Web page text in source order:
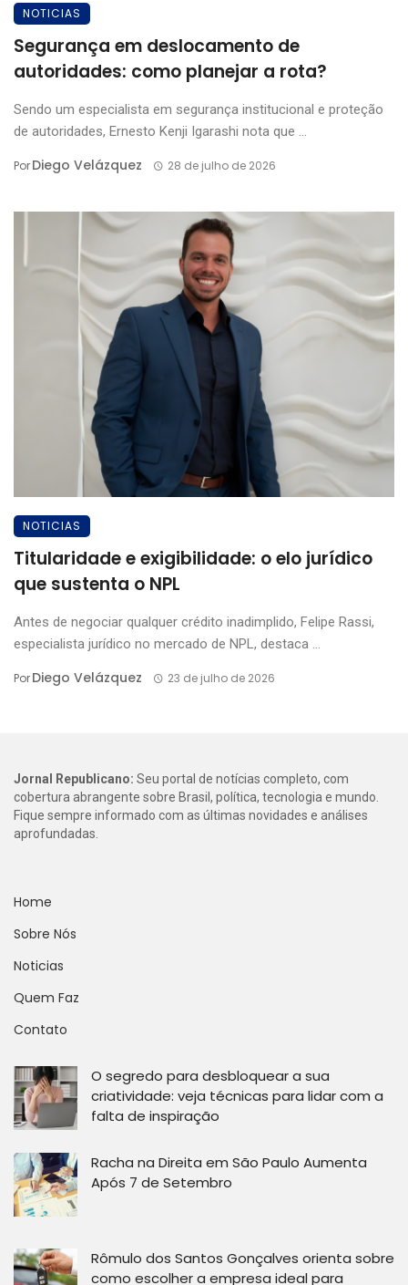
NOTICIAS
Segurança em deslocamento de
autoridades: como planejar a rota?
Sendo um especialista em segurança institucional e proteção
de autoridades, Ernesto Kenji Igarashi nota que ...
PorDiego Velázquez 28 de julho de 2026
NOTICIAS
Titularidade e exigibilidade: o elo jurídico
que sustenta o NPL
Antes de negociar qualquer crédito inadimplido, Felipe Rassi,
especialista jurídico no mercado de NPL, destaca ...
PorDiego Velázquez 23 de julho de 2026
Jornal Republicano: Seu portal de notícias completo, com
cobertura abrangente sobre Brasil, política, tecnologia e mundo.
Fique sempre informado com as últimas novidades e análises
aprofundadas.
Home
Sobre Nós
Noticias
Quem Faz
Contato
O segredo para desbloquear a sua
criatividade: veja técnicas para lidar com a
falta de inspiração
Racha na Direita em São Paulo Aumenta
Após 7 de Setembro
Rômulo dos Santos Gonçalves orienta sobre
como escolher a empresa ideal para